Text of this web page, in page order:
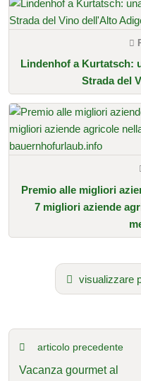
Lindenhof a Kurtatsch:
Strada del
Premio alle migliori
7 migliori aziende
visualizzare
articolo precedente
Vacanza gourmet al